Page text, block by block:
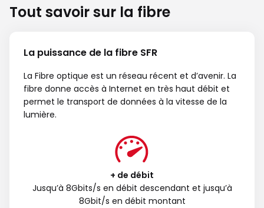
Tout savoir sur la fibre
La puissance de la fibre SFR
La Fibre optique est un réseau récent et d’avenir. La
fibre donne accès à Internet en très haut débit et
permet le transport de données à la vitesse de la
lumière.
+ de débit
Jusqu’à 8Gbits/s en débit descendant et jusqu’à
8Gbit/s en débit montant